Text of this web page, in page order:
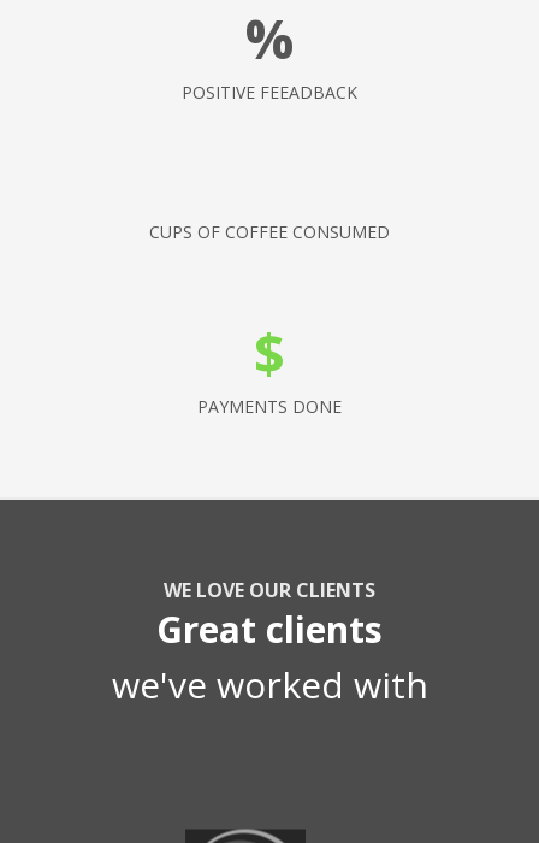
%
POSITIVE FEEADBACK
CUPS OF COFFEE CONSUMED
$
PAYMENTS DONE
WE LOVE OUR CLIENTS
Great clients
we've worked with